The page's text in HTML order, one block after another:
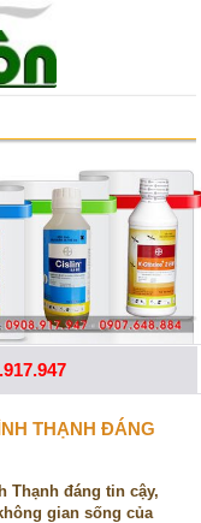
THẠNH ĐÁNG
Thạnh đáng tin cậy,
gian sống của